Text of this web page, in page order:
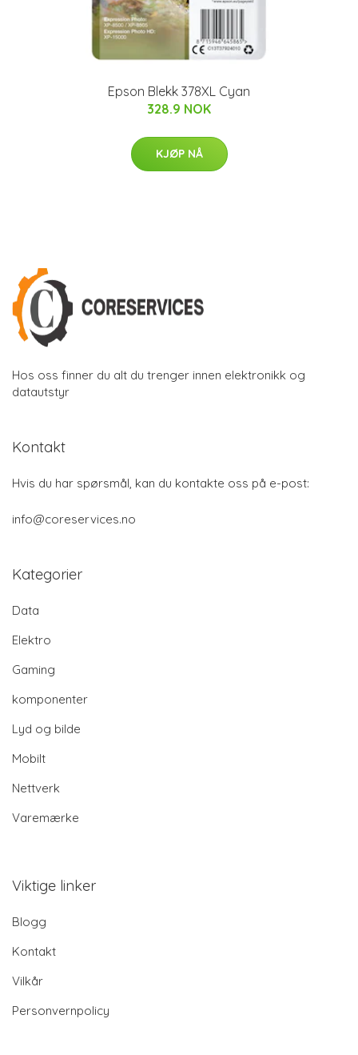
Epson Blekk 378XL Cyan
328.9 NOK
KJØP NÅ
Hos oss finner du alt du trenger innen elektronikk og
datautstyr
Kontakt
Hvis du har spørsmål, kan du kontakte oss på e-post:
info@coreservices.no
Kategorier
Data
Elektro
Gaming
komponenter
Lyd og bilde
Mobilt
Nettverk
Varemærke
Viktige linker
Blogg
Kontakt
Vilkår
Personvernpolicy